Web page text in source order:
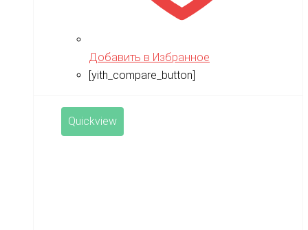
Добавить в Избранное
[yith_compare_button]
Quickview